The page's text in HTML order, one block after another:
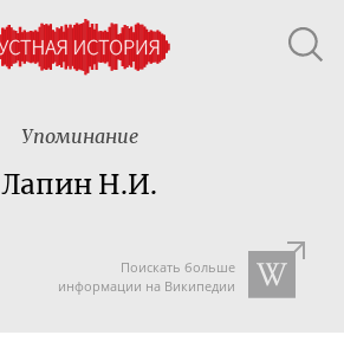
Упоминание
Лапин Н.И.
Поискать больше
информации на Википедии